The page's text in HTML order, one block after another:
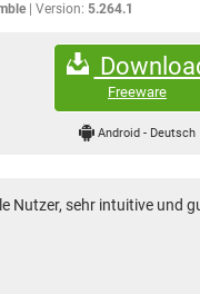
Version: 5.264.1
Freeware
Android- Deutsch
Nutzer, sehr intuitive und